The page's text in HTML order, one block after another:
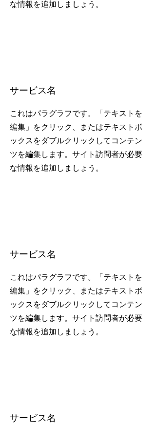
な情報を追加しましょう。
サービス名
これはパラグラフです。「テキストを
編集」をクリック、またはテキストボ
ックスをダブルクリックしてコンテン
ツを編集します。サイト訪問者が必要
な情報を追加しましょう。
サービス名
これはパラグラフです。「テキストを
編集」をクリック、またはテキストボ
ックスをダブルクリックしてコンテン
ツを編集します。サイト訪問者が必要
な情報を追加しましょう。
サービス名